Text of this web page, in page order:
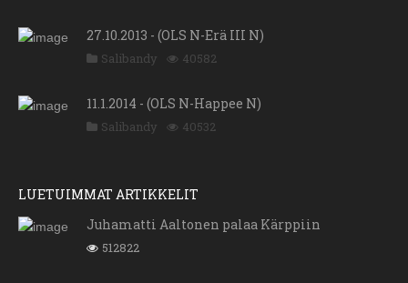
27.10.2013 - (OLS N-Erä III N)
Salibandy 40582
11.1.2014 - (OLS N-Happee N)
Salibandy 40532
LUETUIMMAT ARTIKKELIT
Juhamatti Aaltonen palaa Kärppiin
512822